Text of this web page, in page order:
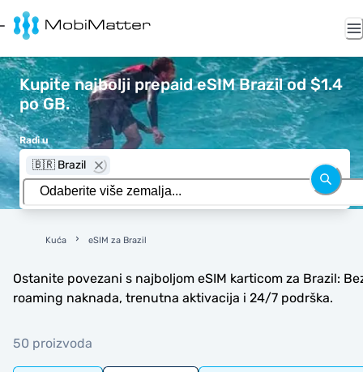
Kupite najbolji prepaid eSIM Brazil od $1.4
po GB.
Radi u
🇧🇷 Brazil
Kuća eSIM za Brazil
Ostanite povezani s najboljom eSIM karticom za Brazil:
roaming naknada, trenutna aktivacija i 24/7 podrška.
50 proizvoda